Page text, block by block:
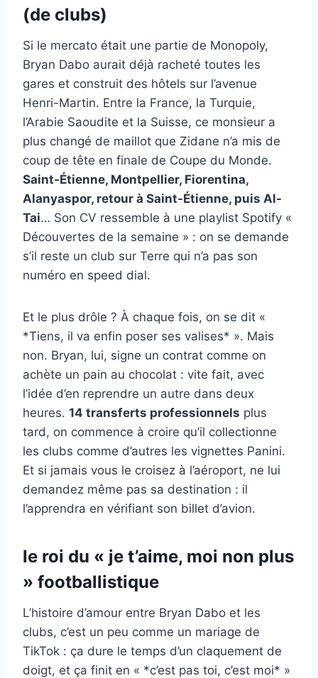
(de clubs)
Si le mercato était une partie de Monopoly,
Bryan Dabo aurait déjà racheté toutes les
gares et construit des hôtels sur l’avenue
Henri-Martin. Entre la France, la Turquie,
l’Arabie Saoudite et la Suisse, ce monsieur a
plus changé de maillot que Zidane n’a mis de
coup de tête en finale de Coupe du Monde.
Saint-Étienne, Montpellier, Fiorentina,
Alanyaspor, retour à Saint-Étienne, puis Al-
Tai… Son CV ressemble à une playlist Spotify «
Découvertes de la semaine » : on se demande
s’il reste un club sur Terre qui n’a pas son
numéro en speed dial.
Et le plus drôle ? À chaque fois, on se dit «
*Tiens, il va enfin poser ses valises* ». Mais
non. Bryan, lui, signe un contrat comme on
achète un pain au chocolat : vite fait, avec
l’idée d’en reprendre un autre dans deux
heures. 14 transferts professionnels plus
tard, on commence à croire qu’il collectionne
les clubs comme d’autres les vignettes Panini.
Et si jamais vous le croisez à l’aéroport, ne lui
demandez même pas sa destination : il
l’apprendra en vérifiant son billet d’avion.
le roi du « je t’aime, moi non plus
» footballistique
L’histoire d’amour entre Bryan Dabo et les
clubs, c’est un peu comme un mariage de
TikTok : ça dure le temps d’un claquement de
doigt, et ça finit en « *c’est pas toi, c’est moi* »